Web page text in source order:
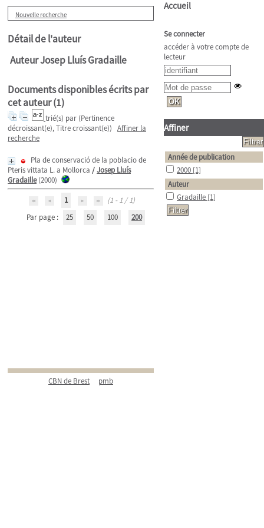
Nouvelle recherche
Détail de l'auteur
Auteur Josep Lluís Gradaille
Documents disponibles écrits par
cet auteur (1)
trié(s) par (Pertinence
décroissant(e), Titre croissant(e)) Affiner la
recherche
Pla de conservació de la poblacio de
Pteris vittata L. a Mollorca /Josep Lluís
Gradaille(2000)
1
(1 - 1 / 1)
Par page :
25 50 100 200
CBN de Brest pmb
Accueil
Se connecter
accéder à votre compte de
lecteur
Affiner
Année de publication
2000 [1]
Auteur
Gradaille [1]